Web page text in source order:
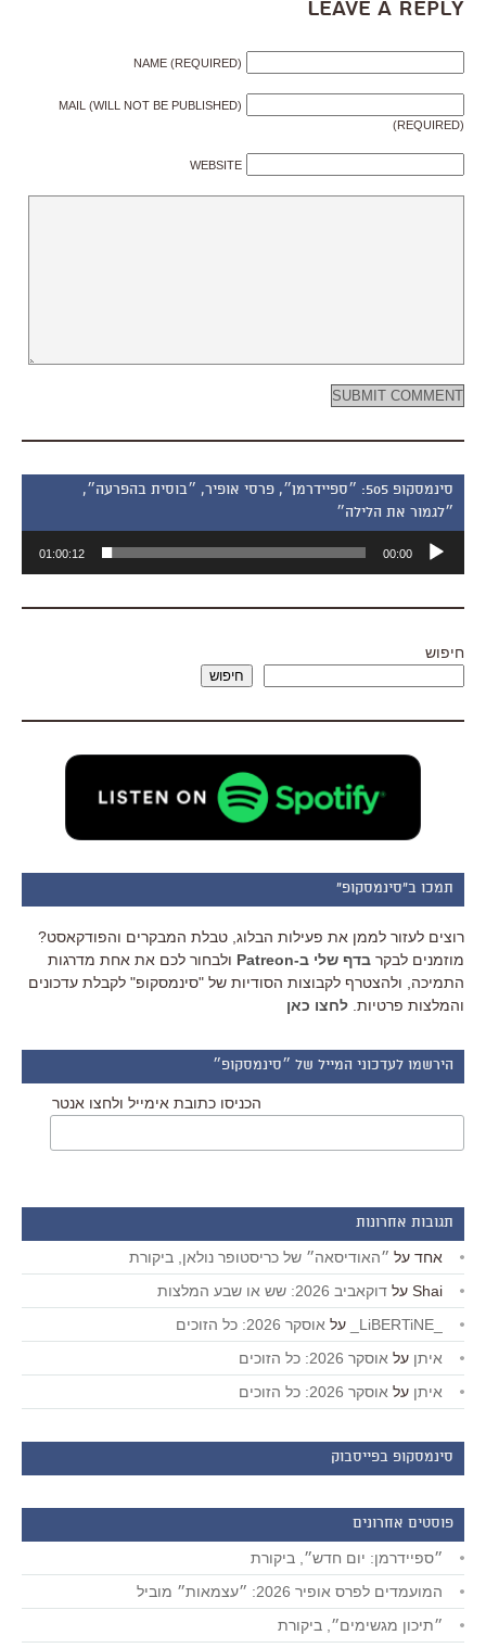
Leave a Reply
NAME (REQUIRED)
MAIL (WILL NOT BE PUBLISHED)
(REQUIRED)
WEBSITE
סינמסקופ 505: ״ספיידרמן״, פרסי אופיר, ״בוסית בהפרעה״,
״לגמור את הלילה״
אודיו
00:00
01:00:12
חיפוש
חיפוש
תמכו ב"סינמסקופ"
רוצים לעזור לממן את פעילות הבלוג, טבלת המבקרים והפודקאסט?
מוזמנים לבקר בדף שלי ב-Patreon
ולבחור לכם את אחת מדרגות
התמיכה, ולהצטרף לקבוצות הסודיות של "סינמסקופ" לקבלת עדכונים
והמלצות פרטיות. לחצו כאן
הירשמו לעדכוני המייל של ״סינמסקופ״
הכניסו כתובת אימייל ולחצו אנטר
תגובות אחרונות
אחד על ״האודיסאה״ של כריסטופר נולאן, ביקורת
Shai על דוקאביב 2026: שש או שבע המלצות
על אוסקר 2026: כל הזוכים
איתן על אוסקר 2026: כל הזוכים
איתן על אוסקר 2026: כל הזוכים
סינמסקופ בפייסבוק
פוסטים אחרונים
״ספיידרמן: יום חדש״, ביקורת
המועמדים לפרס אופיר 2026: ״עצמאות״ מוביל
״תיכון מגשימים״, ביקורת